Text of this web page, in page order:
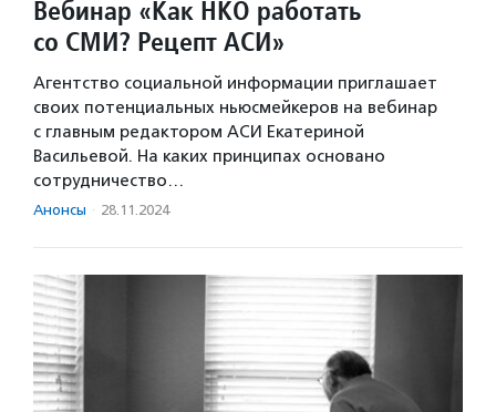
Вебинар «Как НКО работать
со СМИ? Рецепт АСИ»
Агентство социальной информации приглашает
своих потенциальных ньюсмейкеров на вебинар
с главным редактором АСИ Екатериной
Васильевой. На каких принципах основано
сотрудничество…
Анонсы · 28.11.2024